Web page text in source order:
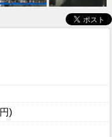
)